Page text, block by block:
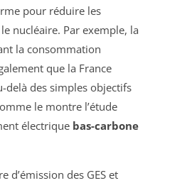
pour réduire les
nucléaire. Par exemple, la
la consommation
que la France
delà des simples objectifs
le montre l’étude
électrique bas-carbone
d’émission des GES et